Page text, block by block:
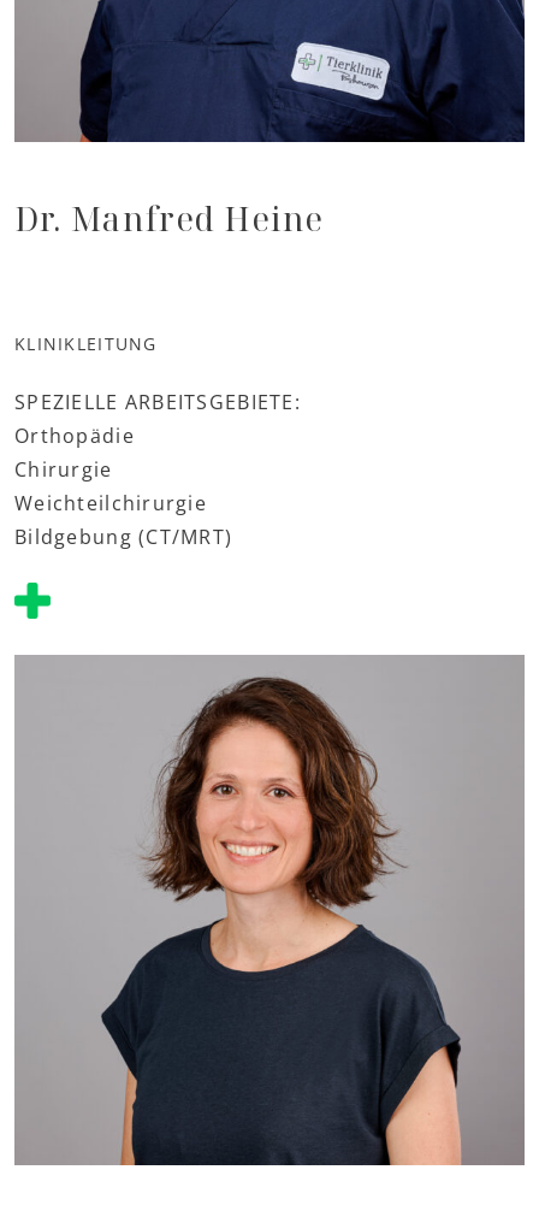
Dr. Manfred Heine
KLINIKLEITUNG
SPEZIELLE ARBEITSGEBIETE:
Orthopädie
Chirurgie
Weichteilchirurgie
Bildgebung (CT/MRT)